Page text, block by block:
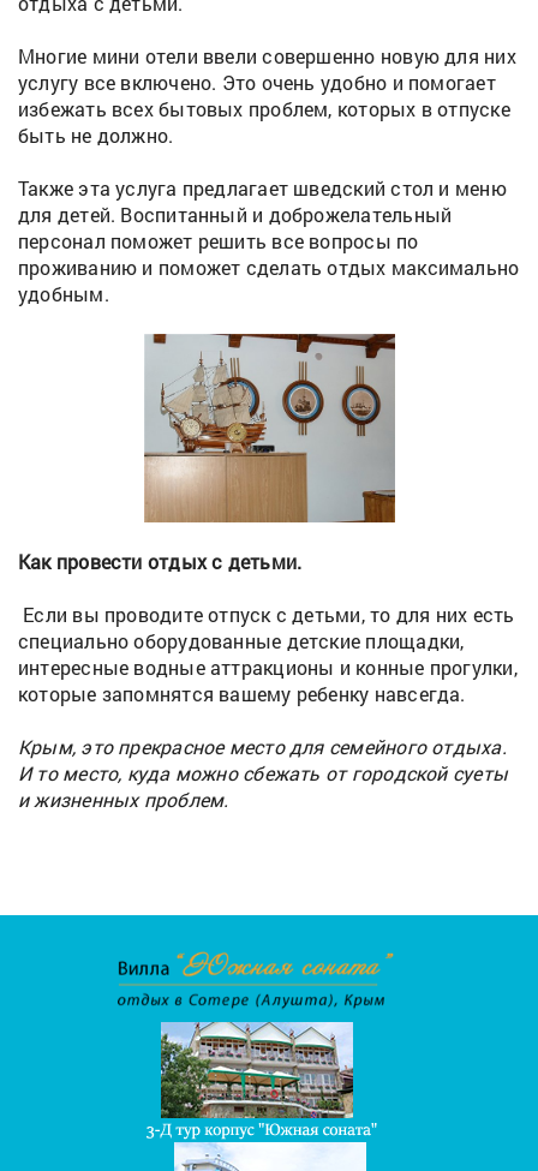
Многие мини отели ввели совершенно новую для них
услугу все включено. Это очень удобно и помогает
избежать всех бытовых проблем, которых в отпуске
быть не должно.
Также эта услуга предлагает шведский стол и меню
для детей. Воспитанный и доброжелательный
персонал поможет решить все вопросы по
проживанию и поможет сделать отдых максимально
удобным.
Как провести отдых с детьми.
Если вы проводите отпуск с детьми, то для них есть
специально оборудованные детские площадки,
интересные водные аттракционы и конные прогулки,
которые запомнятся вашему ребенку навсегда.
Крым, это прекрасное место для семейного отдыха.
И то место, куда можно сбежать от городской суеты
и жизненных проблем.